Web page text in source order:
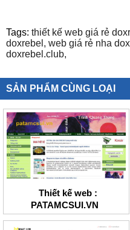
Tags: thiết kế web giá rẻ
doxrebel, web giá rẻ nha
doxrebel.club,
SẢN PHẨM CÙNG LOẠI
Thiết kế web :
PATAMCSUI.VN